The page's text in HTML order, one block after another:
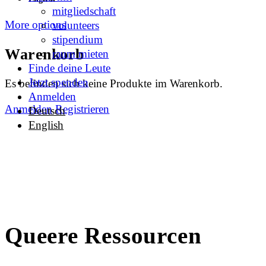
More options
Warenkorb
Es befinden sich keine Produkte im Warenkorb.
Anmelden Registrieren
mitgliedschaft
volunteers
stipendium
raum mieten
Finde deine Leute
Jetzt spenden
Anmelden
Deutsch
English
Queere Ressourcen